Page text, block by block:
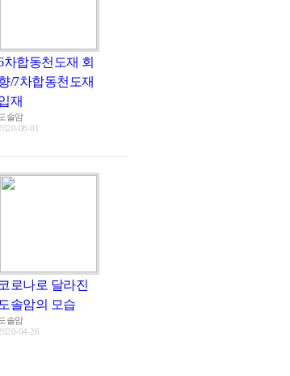
차합동천도재 회
/7차합동천도재
재
도솔암
08-01
코로나로 달라진
도솔암의 모습
도솔암
04-26